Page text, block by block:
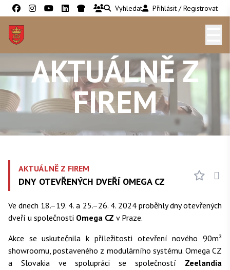
Vyhledat Přihlásit / Registrovat
AKTUÁLNĚ Z
FIREM
AKTUÁLNĚ Z FIREM
DNY OTEVŘENÝCH DVEŘÍ OMEGA CZ
Ve dnech 18.–19. 4. a 25.–26. 4. 2024 proběhly dny otevřených
dveří u společnosti Omega CZ v Praze.
Akce se uskutečnila k příležitosti otevření nového 90m²
showroomu, postaveného z modulárního systému. Omega CZ
a Slovakia ve spolupráci se společností Zeelandia